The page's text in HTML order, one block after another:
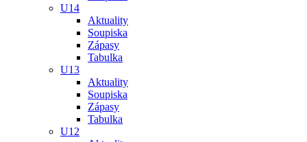
U14
Aktuality
Soupiska
Zápasy
Tabulka
U13
Aktuality
Soupiska
Zápasy
Tabulka
U12